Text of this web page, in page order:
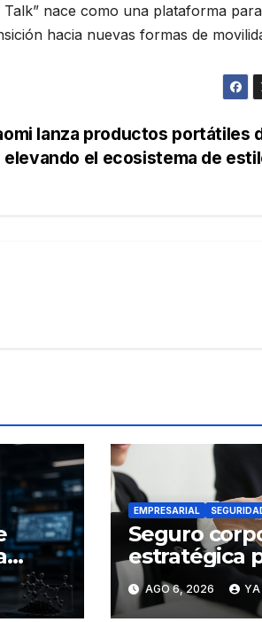
nace como una plataforma
hacia nuevas formas de
lanza productos portátiles
elevando el ecosistema de
y
EMPRESARIAL
Seguro
estratégica
talento en
AGO 6, 2026